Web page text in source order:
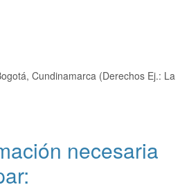
Cundinamarca (Derechos Ej.: La
necesaria